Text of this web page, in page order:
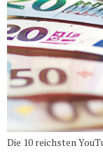
Die 10 reichsten